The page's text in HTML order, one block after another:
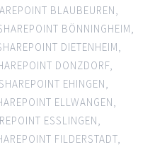
BLAUBEUREN,
BÖNNINGHEIM,
DIETENHEIM,
DONZDORF,
SHAREPOINT EHINGEN,
ELLWANGEN,
ESSLINGEN,
FILDERSTADT,